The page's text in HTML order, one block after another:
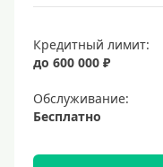
Кредитный лимит:
до 600 000 ₽
Обслуживание:
Бесплатно